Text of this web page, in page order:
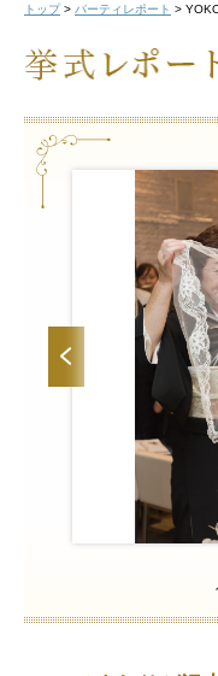
トップ> パーティレポート >